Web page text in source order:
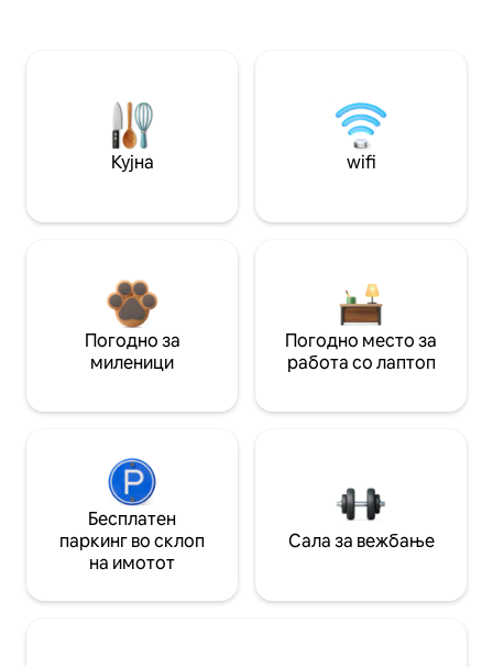
Кујна wifi
Погодно за
миленици
Погодно место за
работа со лаптоп
Бесплатен
паркинг во склоп
на имотот
Сала за вежбање